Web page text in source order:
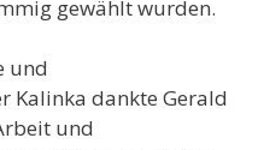
gewählt wurden.
und
Kalinka dankte Gerald
und